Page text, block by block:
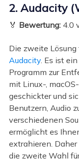
2. Audacity
🏅 Bewertung:4.0
Die zweite
Audacity. Es ist
Programm zur
mit Linux-,
geschickter und
Benutzern, Audio
verschiedenen
ermöglicht es
extrahieren.
die zweite Wahl für